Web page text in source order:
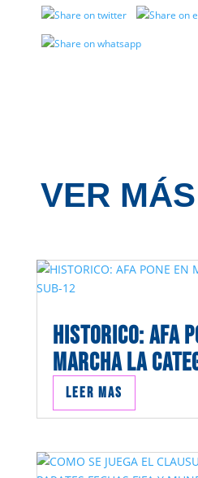
VER
HISTORICO: AFA
MARCHA LA
Leer mas